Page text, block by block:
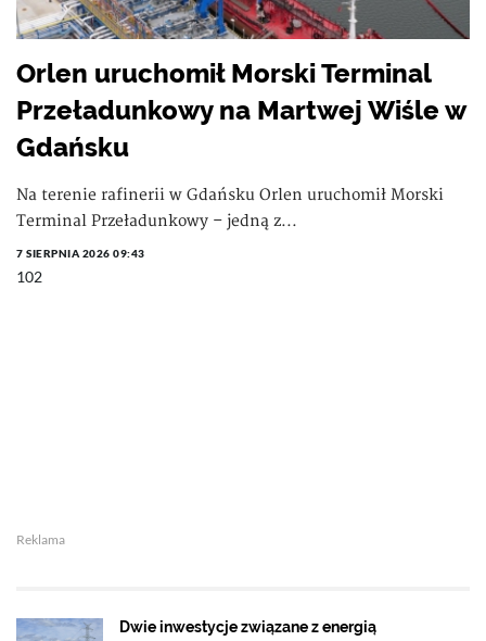
Orlen uruchomił Morski Terminal
Przeładunkowy na Martwej Wiśle w
Gdańsku
Na terenie rafinerii w Gdańsku Orlen uruchomił Morski
Terminal Przeładunkowy – jedną z...
7 SIERPNIA 2026 09:43
102
Reklama
Dwie inwestycje związane z energią